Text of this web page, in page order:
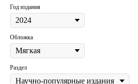
Год издания
Обложка
Раздел